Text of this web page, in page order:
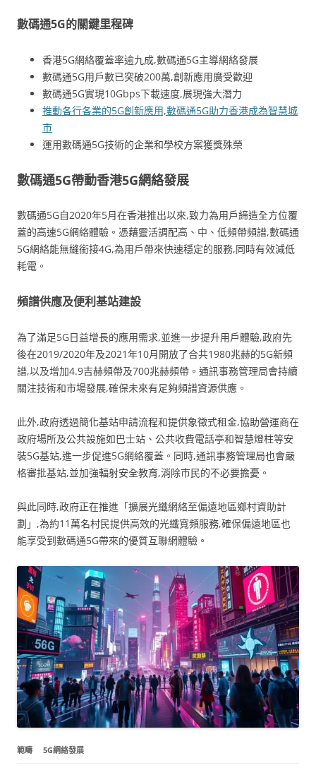
數碼通5G的關鍵里程碑
香港5G網絡覆蓋率逾九成,數碼通5G主導網絡發展
數碼通5G用戶數已突破200萬,創新應用廣受歡迎
數碼通5G實現10Gbps下載速度,展現強大潛力
推動各行各業的5G創新應用,數碼通5G助力香港成為智慧城
市
運用數碼通5G技術的企業和學校方案獲獎殊榮
數碼通5G帶動香港5G網絡發展
數碼通5G自2020年5月在香港推出以來,致力為用戶締造全方位覆
蓋的高速5G網絡體驗。憑藉靈活調配高、中、低頻帶頻譜,數碼通
5G網絡能無縫銜接4G,為用戶帶來快速穩定的服務,同時有效減低
耗電。
頻譜供應及便利基站建設
為了滿足5G日益增長的應用需求,並進一步提升用戶體驗,政府先
後在2019/2020年及2021年10月開放了合共1980兆赫的5G新頻
譜,以及增加4.9吉赫頻帶及700兆赫頻帶。通訊事務管理局會持續
關注技術和市場發展,確保未來有足夠頻譜資源供應。
此外,政府透過簡化基站申請流程和提供象徵式租金,協助營運商在
政府場所及公共設施如巴士站、公共收費電話亭和智慧燈柱等安
裝5G基站,進一步促進5G網絡覆蓋。同時,通訊事務管理局也會嚴
格審批基站,並加強輻射安全教育,消除市民的不必要擔憂。
與此同時,政府正在推進「擴展光纖網絡至偏遠地區鄉村資助計
劃」,為約11萬名村民提供高效的光纖寬頻服務,確保偏遠地區也
能享受到數碼通5G帶來的優質互聯網體驗。
範疇 5G網絡發展